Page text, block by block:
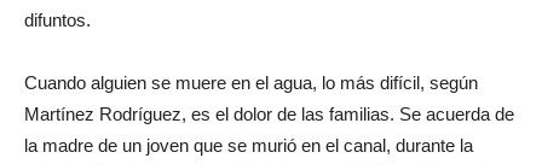
difuntos.
Cuando alguien se muere en el agua, lo más difícil, según
Martínez Rodríguez, es el dolor de las familias. Se acuerda de
la madre de un joven que se murió en el canal, durante la